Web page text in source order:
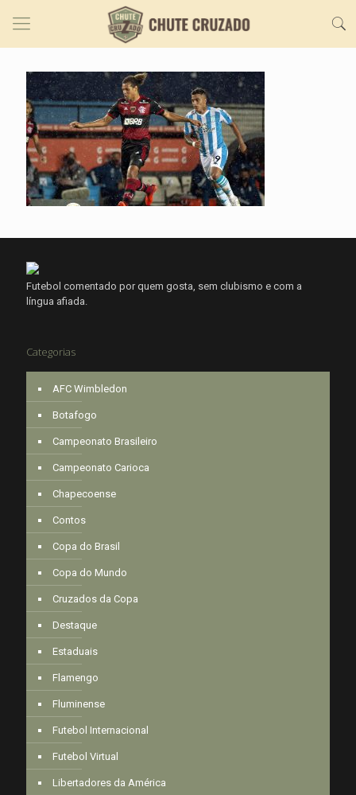
Futebol comentado por quem gosta, sem clubismo e com a
língua afiada.
Categorias
AFC Wimbledon
Botafogo
Campeonato Brasileiro
Campeonato Carioca
Chapecoense
Contos
Copa do Brasil
Copa do Mundo
Cruzados da Copa
Destaque
Estaduais
Flamengo
Fluminense
Futebol Internacional
Futebol Virtual
Libertadores da América